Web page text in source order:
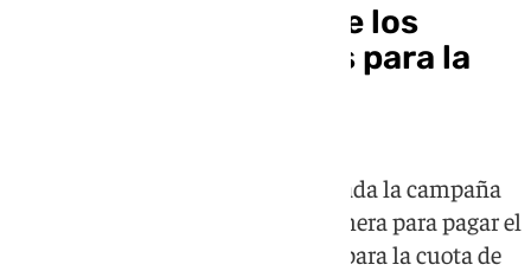
El Sevilla FC mantiene los
precios de los abonos para la
Como gran novedad, esta temporada la campaña
se dividirá en dos partes, una primera para pagar el
precio del asiento y otra en enero para la cuota de